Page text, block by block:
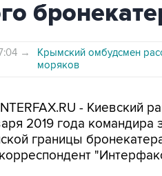
→
Крымский омбудсмен
моряков
- Киевский
2019 года командира
границы